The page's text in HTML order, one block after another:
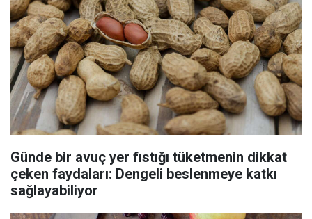
Günde bir avuç yer fıstığı tüketmenin dikkat
çeken faydaları: Dengeli beslenmeye katkı
sağlayabiliyor